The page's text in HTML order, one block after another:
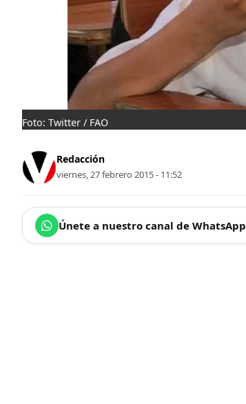
Foto: Twitter / FAO
Redacción
viernes, 27 febrero 2015 - 11:52
Únete a nuestro canal de WhatsApp